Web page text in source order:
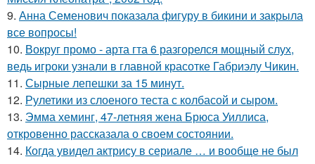
9. Анна Семенович показала фигуру в бикини и закрыла
все вопросы!
10. Вокруг промо - арта гта 6 разгорелся мощный слух,
ведь игроки узнали в главной красотке Габриэлу Чикин.
11. Сырные лепешки за 15 минут.
12. Рулетики из слоеного теста с колбасой и сыром.
13. Эмма хеминг, 47-летняя жена Брюса Уиллиса,
откровенно рассказала о своем состоянии.
14. Когда увидел актрису в сериале … и вообще не был